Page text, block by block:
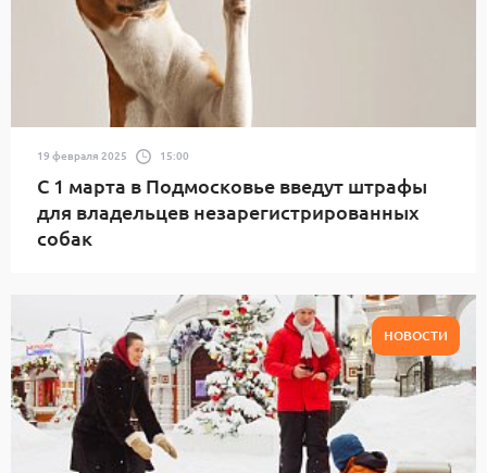
19 февраля 2025 15:00
С 1 марта в Подмосковье введут штрафы
для владельцев незарегистрированных
собак
НОВОСТИ